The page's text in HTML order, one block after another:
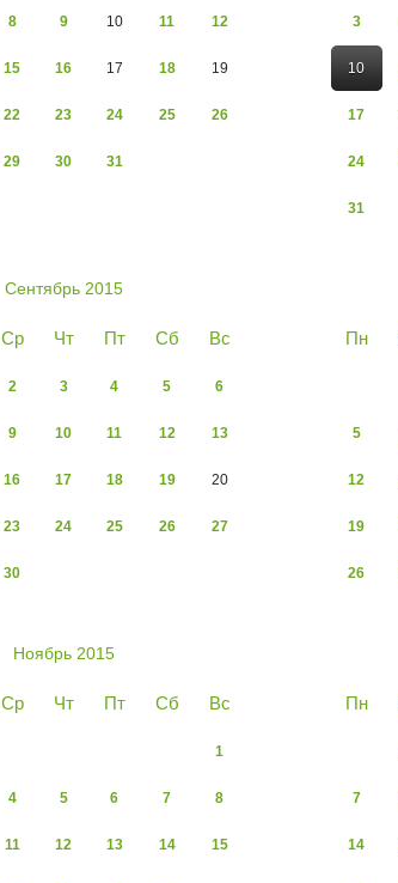
8 9 10 11 12
15 16 17 18 19
22 23 24 25 26
29 30 31
3
10
17
24
31
Сентябрь 2015
Ср Чт Пт Сб Вс
2 3 4 5 6
9 10 11 12 13
16 17 18 19 20
23 24 25 26 27
30
Пн
5
12
19
26
Ноябрь 2015
Ср Чт Пт Сб Вс
1
4 5 6 7 8
11 12 13 14 15
Пн
7
14